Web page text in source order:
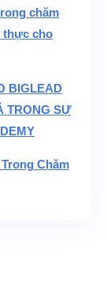
chăm
thực cho
BIGLEAD
TRONG SỰ
Chăm